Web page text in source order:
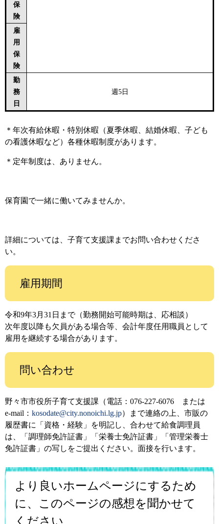
保
険
雇
用
保
険
勤
務
日
週5日
＊年次有給休暇・特別休暇（夏季休暇、結婚休暇、子ども
の看護休暇など）各種休暇制度があります。
＊定年制度は、ありません。
保育園で一緒に働いてみませんか。
詳細については、子育て支援課までお問い合わせくださ
い。
雇用期間
令和9年3月31日まで（勤務開始可能時期は、応相談）
次年度以降も欠員がある場合等、会計年度任用職員として
雇用を継続する場合があります。
問い合わせ
野々市市役所子育て支援課（電話：076-227-6076 または
e-mail： kosodate@city.nonoichi.lg.jp）まで連絡の上、市販の
履歴書に「資格・経験」を明記し、合わせて給食調理員
は、「調理師免許証書」「栄養士免許証書」「管理栄養士
免許証書」の写しをご提出ください。面接を行います。
より良いホームページにするため
に、このページの感想を聞かせて
ください